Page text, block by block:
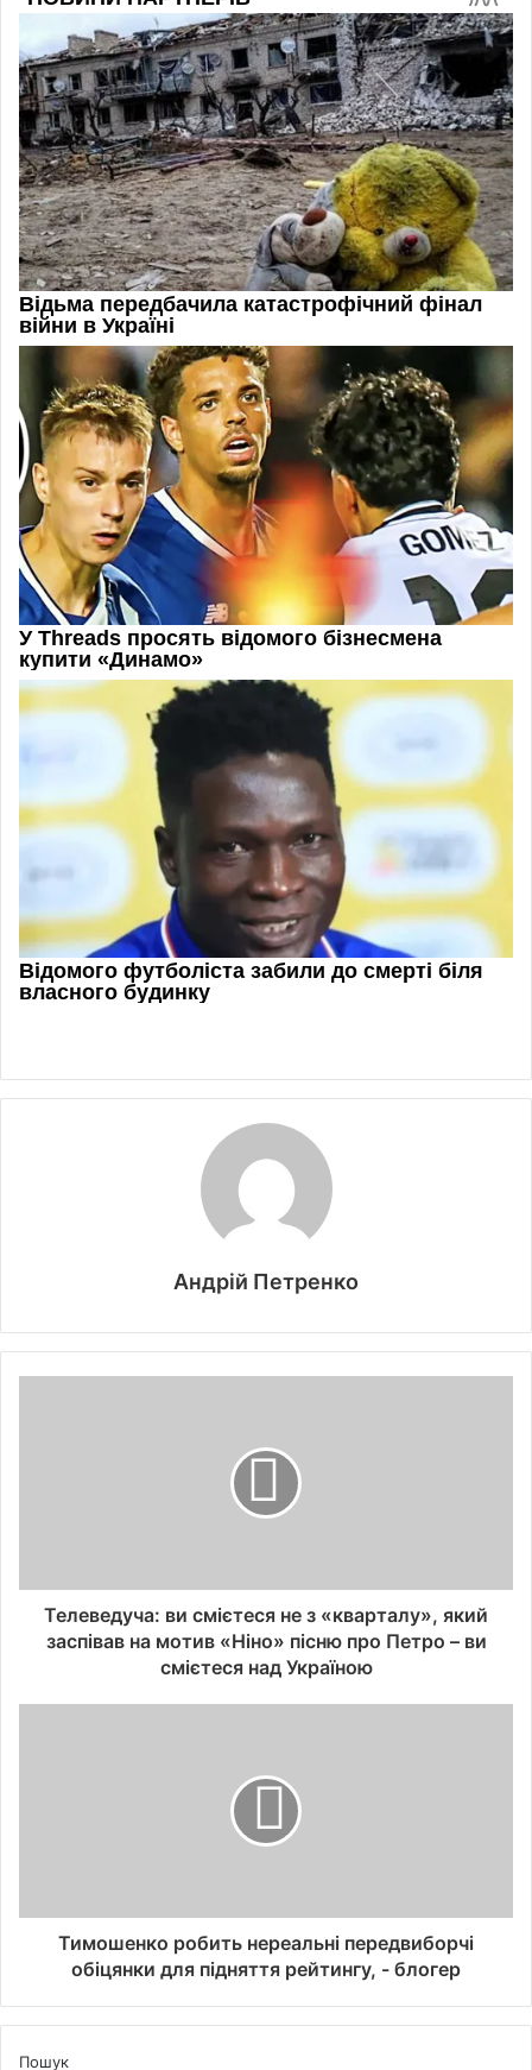
Андрій Петренко
Телеведуча: ви смієтеся не з «кварталу», який
заспівав на мотив «Ніно» пісню про Петро – ви
смієтеся над Україною
Тимошенко робить нереальні передвиборчі
обіцянки для підняття рейтингу, - блогер
Пошук